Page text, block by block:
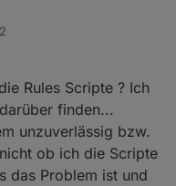
Rules Scripte ? Ich
finden...
unzuverlässig bzw.
ob ich die Scripte
das Problem ist und